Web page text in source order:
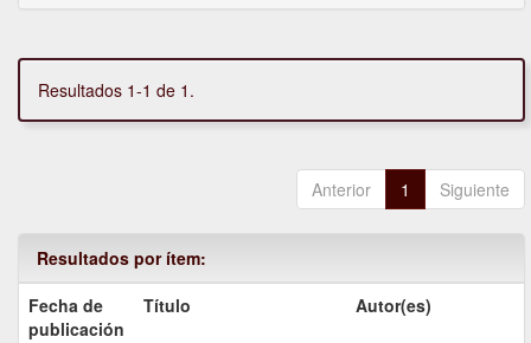
Resultados 1-1 de 1.
Anterior 1 Siguiente
Resultados por ítem:
Fecha de
publicación
Título Autor(es)